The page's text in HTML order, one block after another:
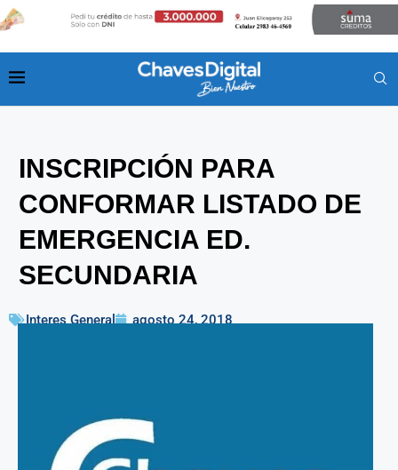
INSCRIPCIÓN PARA
CONFORMAR LISTADO DE
EMERGENCIA ED.
SECUNDARIA
Interes General agosto 24, 2018